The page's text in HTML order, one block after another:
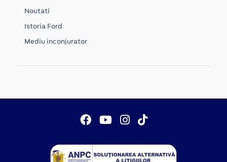
Noutati
Istoria Ford
Mediu inconjurator